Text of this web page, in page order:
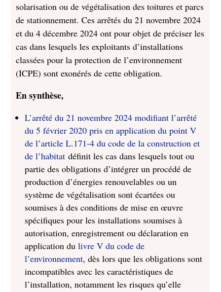
solarisation ou de végétalisation des toitures et parcs
de stationnement. Ces arrêtés du 21 novembre 2024
et du 4 décembre 2024 ont pour objet de préciser les
cas dans lesquels les exploitants d’installations
classées pour la protection de l’environnement
(ICPE) sont exonérés de cette obligation.
En synthèse,
L’arrêté du 21 novembre 2024 modifiant l’arrêté
du 5 février 2020 pris en application du point V
de l’article L.171-4 du code de la construction et
de l’habitat définit les cas dans lesquels tout ou
partie des obligations d’intégrer un procédé de
production d’énergies renouvelables ou un
système de végétalisation sont écartées ou
soumises à des conditions de mise en œuvre
spécifiques pour les installations soumises à
autorisation, enregistrement ou déclaration en
application dulivre V du code de
l’environnement, dès lors que les obligations sont
incompatibles avec les caractéristiques de
l’installation, notamment les risques qu’elle